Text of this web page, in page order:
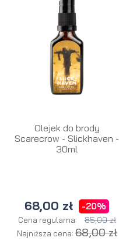
Olejek do brody
Scarecrow - Slickhaven -
30ml
68,00 zł -20%
Cena regularna: 85,00 zł
Najniższa cena:68,00 zł